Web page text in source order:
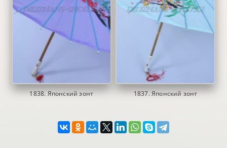
1838. Японский зонт 1837. Японский зонт